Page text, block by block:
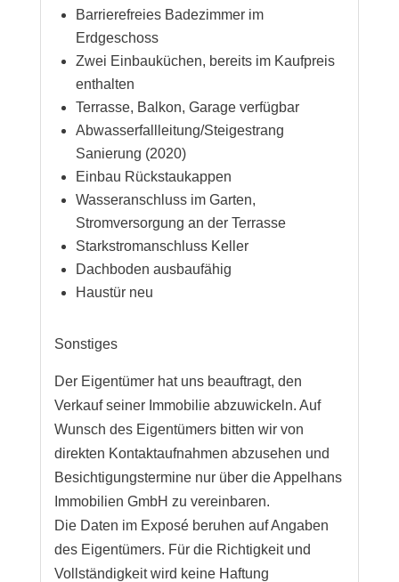
Barrierefreies Badezimmer im
Erdgeschoss
Zwei Einbauküchen, bereits im Kaufpreis
enthalten
Terrasse, Balkon, Garage verfügbar
Abwasserfallleitung/Steigestrang
Sanierung (2020)
Einbau Rückstaukappen
Wasseranschluss im Garten,
Stromversorgung an der Terrasse
Starkstromanschluss Keller
Dachboden ausbaufähig
Haustür neu
Sonstiges
Der Eigentümer hat uns beauftragt, den
Verkauf seiner Immobilie abzuwickeln. Auf
Wunsch des Eigentümers bitten wir von
direkten Kontaktaufnahmen abzusehen und
Besichtigungstermine nur über die Appelhans
Immobilien GmbH zu vereinbaren.
Die Daten im Exposé beruhen auf Angaben
des Eigentümers. Für die Richtigkeit und
Vollständigkeit wird keine Haftung